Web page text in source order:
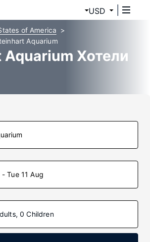
USD
of America
Aquarium
Хотели
Tue 11 Aug
0 Children